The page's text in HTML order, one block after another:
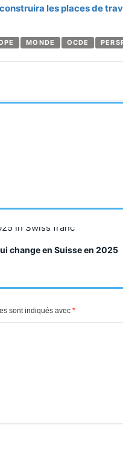
les places de
MONDE OCDE
change en Suisse en 2025
sont indiqués avec *